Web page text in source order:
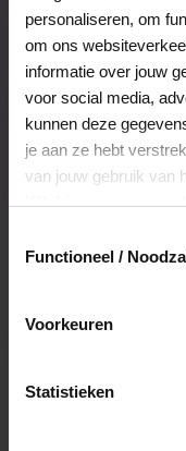
personaliseren, om
om ons
informatie over jouw
voor social media,
kunnen deze
je aan ze hebt
van jouw gebruik van
Klikhiervoor ons
Functioneel /
Voorkeuren
Statistieken
Hoelang blijft
Het volledige
is minimaal
Ja, je mag het